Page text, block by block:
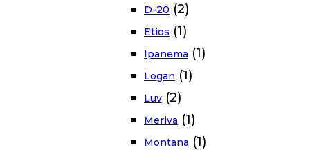
D-20 (2)
Etios (1)
Ipanema (1)
Logan (1)
Luv (2)
Meriva (1)
Montana (1)